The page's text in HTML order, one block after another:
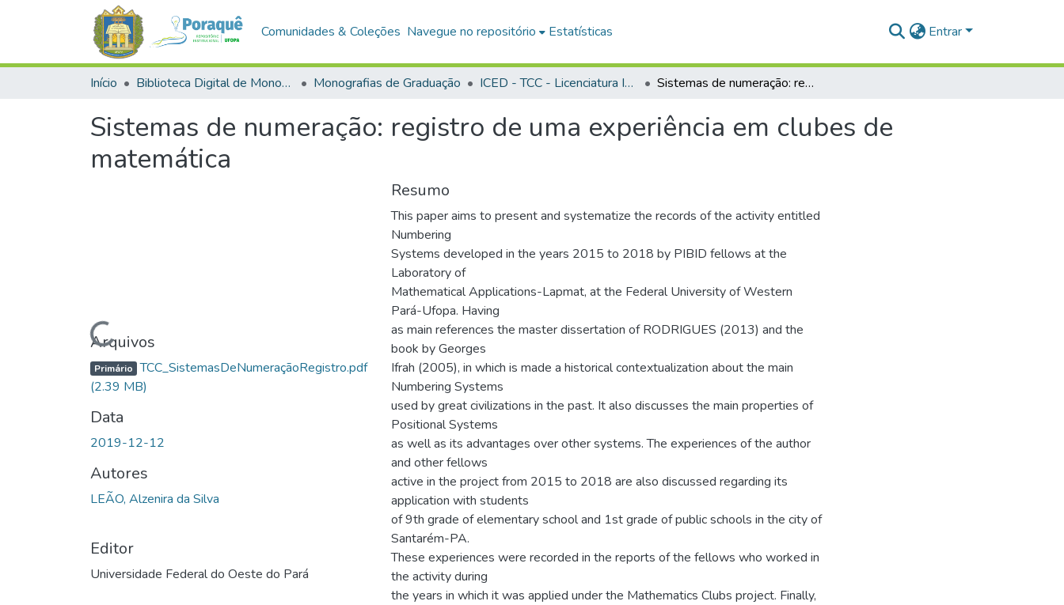
Comunidades & Coleções Navegue no repositório Estatísticas Entrar
Início Biblioteca Digital de Monografias (BDM) Monografias de Graduação ICED - TCC - Licenciatura Integrada em Matemática e Física Sistemas de numeração: registro de uma experiência em clubes de matemática
Sistemas de numeração: registro de uma experiência em clubes de
matemática
Carregando...Arquivos
Primário TCC_SistemasDeNumeraçãoRegistro.pdf
(2.39 MB)
Data
2019-12-12
Autores
LEÃO, Alzenira da Silva
Editor
Universidade Federal do Oeste do Pará
Resumo
This paper aims to present and systematize the records of the activity entitled
Numbering
Systems developed in the years 2015 to 2018 by PIBID fellows at the
Laboratory of
Mathematical Applications-Lapmat, at the Federal University of Western
Pará-Ufopa. Having
as main references the master dissertation of RODRIGUES (2013) and the
book by Georges
Ifrah (2005), in which is made a historical contextualization about the main
Numbering Systems
used by great civilizations in the past. It also discusses the main properties of
Positional Systems
as well as its advantages over other systems. The experiences of the author
and other fellows
active in the project from 2015 to 2018 are also discussed regarding its
application with students
of 9th grade of elementary school and 1st grade of public schools in the city of
Santarém-PA.
These experiences were recorded in the reports of the fellows who worked in
the activity during
the years in which it was applied under the Mathematics Clubs project. Finally,